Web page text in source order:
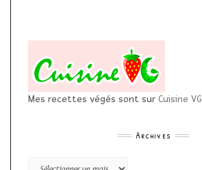
Mes recettes végés sont sur Cuisine VG
Archives
Archives